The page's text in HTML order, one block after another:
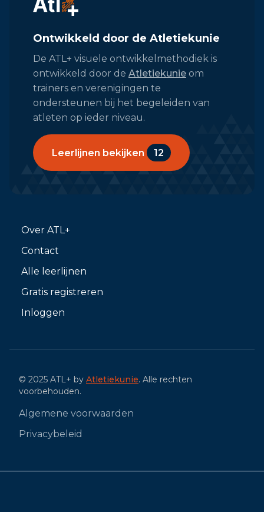
Ontwikkeld door de Atletiekunie
De ATL+ visuele ontwikkelmethodiek is
ontwikkeld door de Atletiekunie om
trainers en verenigingen te
ondersteunen bij het begeleiden van
atleten op ieder niveau.
Leerlijnen bekijken 12
Over ATL+
Contact
Alle leerlijnen
Gratis registreren
Inloggen
© 2025 ATL+ by Atletiekunie. Alle rechten
voorbehouden.
Algemene voorwaarden
Privacybeleid